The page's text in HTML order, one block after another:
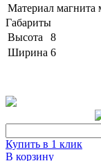
Материал магнита
Габариты
Высота
8
Ширина 6
Купить в 1 клик
В корзину